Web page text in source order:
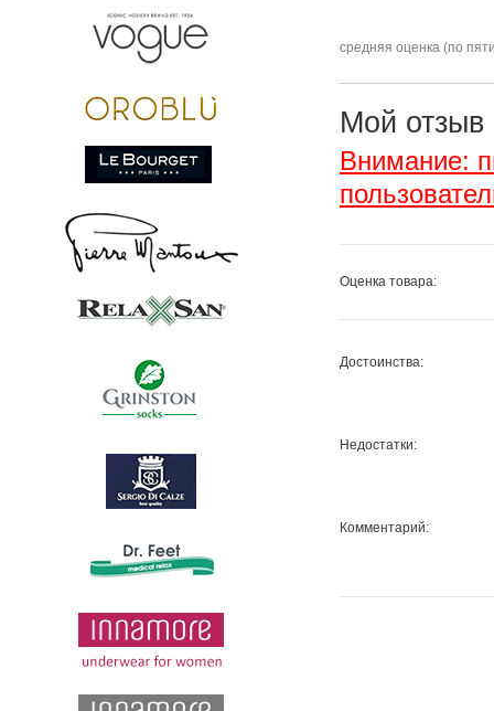
средняя оценка (по
Мой
Внимание:
Оценка товара:
Достоинства:
Недостатки:
Комментарий: